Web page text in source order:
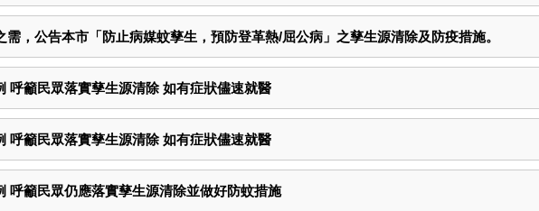
，公告本市「防止病媒蚊孳生，預防登革熱/屈公病」之孳生源清除及防疫措施。
呼籲民眾落實孳生源清除 如有症狀儘速就醫
呼籲民眾落實孳生源清除 如有症狀儘速就醫
呼籲民眾仍應落實孳生源清除並做好防蚊措施